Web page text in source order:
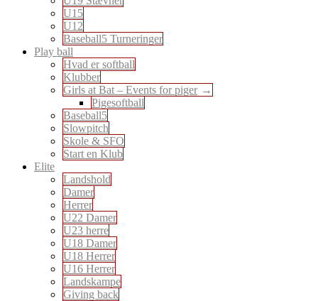
U15
U12
Baseball5 Turneringer
Play ball
Hvad er softball
Klubber
Girls at Bat – Events for piger
Pigesoftball
Baseball5
Slowpitch
Skole & SFO
Start en Klub
Elite
Landshold
Damer
Herrer
U22 Damer
U23 herre
U18 Damer
U18 Herrer
U16 Herrer
Landskampe
Giving back